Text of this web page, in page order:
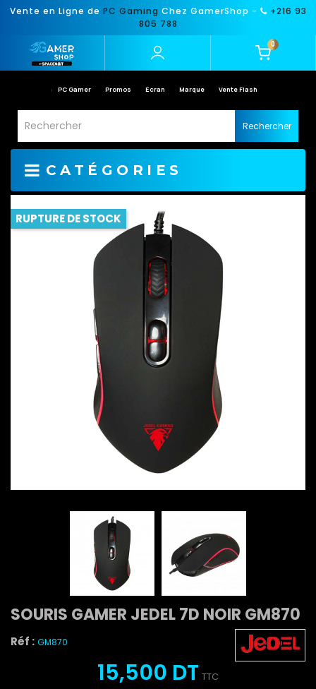
Vente en Ligne de PC Gaming Chez GamerShop -
+216 93
805 788
0
PC Gamer Promos Ecran Marque Vente Flash
Rechercher
CATÉGORIES
RUPTURE DE STOCK
SOURIS GAMER JEDEL 7D NOIR GM870
Réf : GM870
15,500 DT TTC